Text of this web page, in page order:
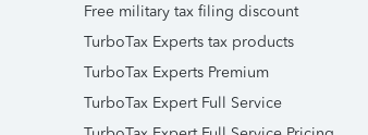
Free military tax filing discount
TurboTax Experts tax products
TurboTax Experts Premium
TurboTax Expert Full Service